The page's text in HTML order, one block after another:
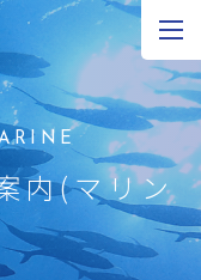
内(マリン